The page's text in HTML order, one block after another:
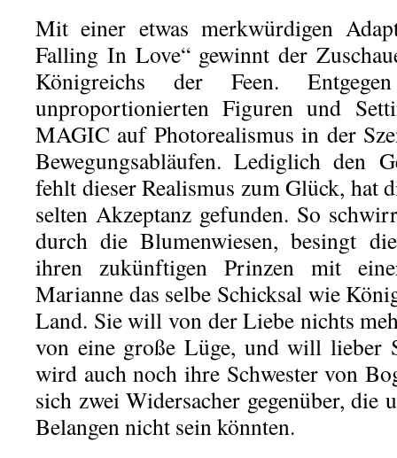
Mit einer etwas merkwürdigen
Falling In Love“ gewinnt der
Königreichs der Feen.
unproportionierten Figuren und
MAGIC auf Photorealismus in der
Bewegungsabläufen. Lediglich den
fehlt dieser Realismus zum Glück, hat
selten Akzeptanz gefunden. So
durch die Blumenwiesen, besingt
ihren zukünftigen Prinzen mit
Marianne das selbe Schicksal wie
Land. Sie will von der Liebe nichts
von eine große Lüge, und will lieber
wird auch noch ihre Schwester von
sich zwei Widersacher gegenüber, die
Belangen nicht sein könnten.